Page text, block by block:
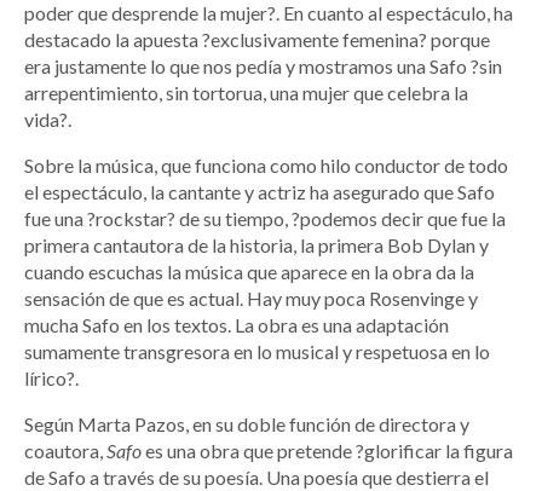
poder que desprende la mujer?. En cuanto al espectáculo, ha
destacado la apuesta ?exclusivamente femenina? porque
era justamente lo que nos pedía y mostramos una Safo ?sin
arrepentimiento, sin tortorua, una mujer que celebra la
vida?.
Sobre la música, que funciona como hilo conductor de todo
el espectáculo, la cantante y actriz ha asegurado que Safo
fue una ?rockstar? de su tiempo, ?podemos decir que fue la
primera cantautora de la historia, la primera Bob Dylan y
cuando escuchas la música que aparece en la obra da la
sensación de que es actual. Hay muy poca Rosenvinge y
mucha Safo en los textos. La obra es una adaptación
sumamente transgresora en lo musical y respetuosa en lo
lírico?.
Según Marta Pazos, en su doble función de directora y
coautora,Safoes una obra que pretende ?glorificar la figura
de Safo a través de su poesía. Una poesía que destierra el